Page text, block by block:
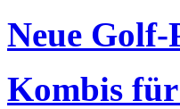
Neue
Kombis